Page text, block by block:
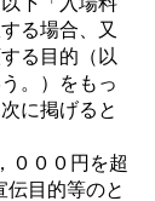
る場合、又
る目的（以
。）をもっ
に掲げると
０００円を超
伝目的等のと